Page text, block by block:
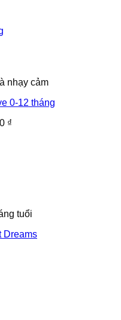
nhạy cảm
0-12 tháng
₫
tuổi
Dreams